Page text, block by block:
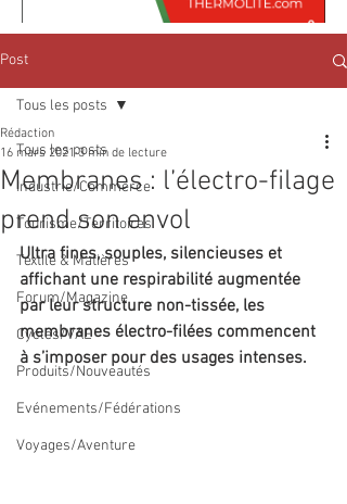
Post
Tous les posts
Industrie/Commerce
Tourisme/Territoires
Textile & Matières
Forum/Magazine
Cycles/VAE
Produits/Nouveautés
Evénements/Fédérations
Voyages/Aventure
Tous les posts
Membranes : l’électro-filage
prend son envol
Rédaction
16 mars 2021 3 min de lecture
Ultra fines, souples, silencieuses et
affichant une respirabilité augmentée
par leur structure non-tissée, les
membranes électro-filées commencent
à s’imposer pour des usages intenses.